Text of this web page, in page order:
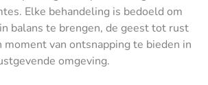
Elke behandeling is bedoeld om
balans te brengen, de geest tot rust
moment van ontsnapping te bieden in
omgeving.